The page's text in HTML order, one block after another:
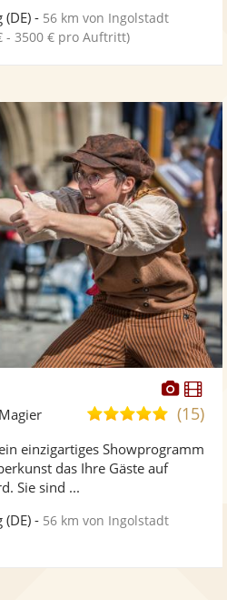
(DE) - 56 km von Ingolstadt
- 3500 € pro Auftritt)
Fotos
5,0
5
(15)
einzigartiges Showprogramm
das Ihre Gäste auf
Sie sind ...
(DE) - 56 km von Ingolstadt